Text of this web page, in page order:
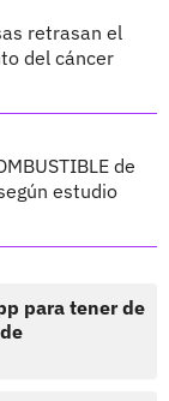
retrasan el
del cáncer
de
estudio
para tener de